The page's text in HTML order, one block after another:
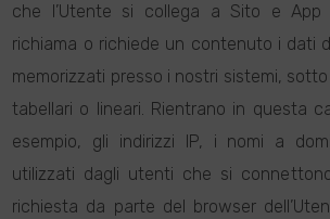
che l’Utente si collega a Sito e
richiama o richiede un contenuto i dati
memorizzati presso i nostri sistemi,
tabellari o lineari. Rientrano in questa
esempio, gli indirizzi IP, i nomi a
utilizzati dagli utenti che si
richiesta da parte del browser